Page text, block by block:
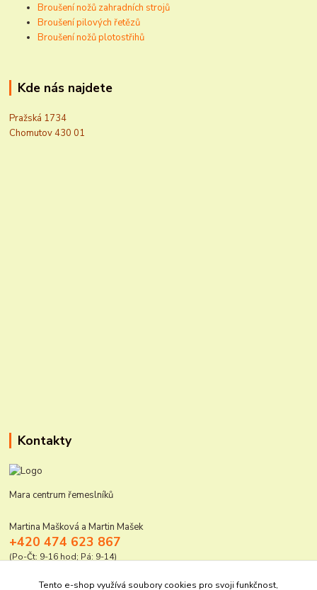
Broušení nožů zahradních strojů
Broušení pilových řetězů
Broušení nožů plotostřihů
Kde nás najdete
Pražská 1734
Chomutov 430 01
Kontakty
Mara centrum řemeslníků
Martina Mašková a Martin Mašek
+420 474 623 867
(Po-Čt: 9-16 hod; Pá: 9-14)
mara@elektro-naradi.cz
Tento e-shop využívá soubory cookies pro svoji funkčnost,